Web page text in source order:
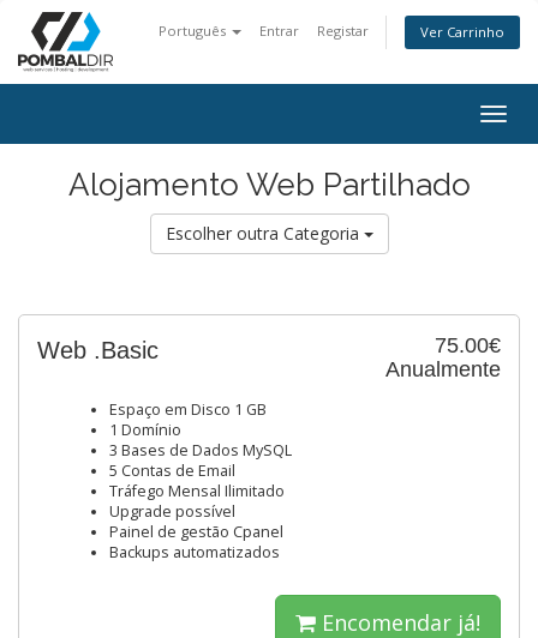
Português Entrar Registar Ver Carrinho
Alojamento Web Partilhado
Escolher outra Categoria
75.00€
Anualmente
Web .Basic
Espaço em Disco 1 GB
1 Domínio
3 Bases de Dados MySQL
5 Contas de Email
Tráfego Mensal Ilimitado
Upgrade possível
Painel de gestão Cpanel
Backups automatizados
Encomendar já!